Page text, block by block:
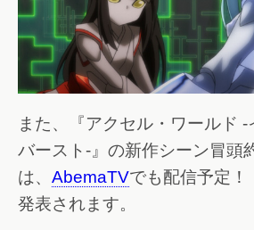
また、『アクセル・ワールド -
バースト-』の新作シーン冒頭
は、 AbemaTVでも配信予定
発表されます。